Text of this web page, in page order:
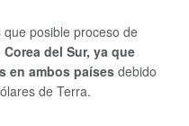
posible proceso de
del Sur, ya que
en ambos países debido
de Terra.